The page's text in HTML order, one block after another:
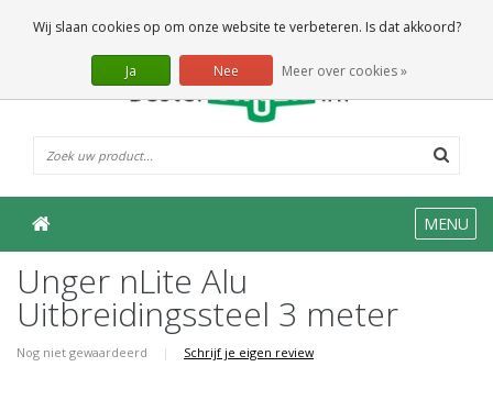
0 Artikelen
MENU
Unger nLite Alu
Uitbreidingssteel 3 meter
Nog niet gewaardeerd | Schrijf je eigen review
Wij slaan cookies op om onze website te verbeteren. Is dat akkoord?
Ja Nee Meer over cookies »